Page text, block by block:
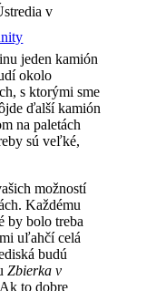
v
jeden kamión
okolo
s ktorými sme
ďalší kamión
na paletách
sú veľké,
možností
Každému
by bolo treba
uľahčí celá
budú
Zbierka v
to dobre